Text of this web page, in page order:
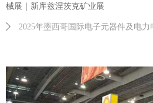
械展｜新库兹涅茨克矿业展
ꄲ 2025年墨西哥国际电子元器件及电力